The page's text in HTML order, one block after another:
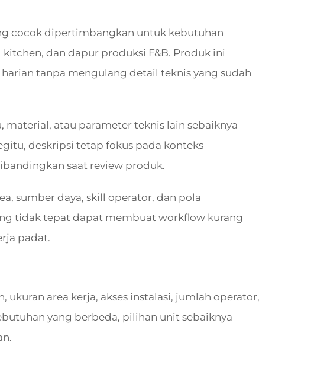
cocok dipertimbangkan untuk kebutuhan
dan dapur produksi F&B. Produk ini
tanpa mengulang detail teknis yang sudah
material, atau parameter teknis lain sebaiknya
deskripsi tetap fokus pada konteks
saat review produk.
sumber daya, skill operator, dan pola
tidak tepat dapat membuat workflow kurang
padat.
area kerja, akses instalasi, jumlah operator,
yang berbeda, pilihan unit sebaiknya